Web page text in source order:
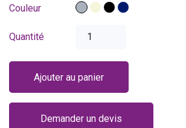
Couleur GrisBeige
NoirBleu
Quantité
Ajouter au panier
Demander un devis